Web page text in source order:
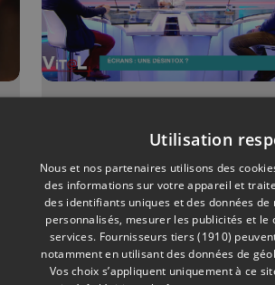
Vit@L :
aux écrans :
désintox ?
Utilisation
Nous et nos partenaires utilisons des
des informations sur votre appareil et
des identifiants uniques et des données
personnalisés, mesurer les publicités et le
services. Fournisseurs tiers (1910)
notamment en utilisant des données de
Vos choix s’appliquent uniquement à ce